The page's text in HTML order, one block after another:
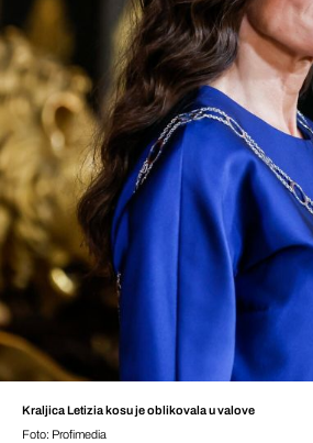
Kraljica Letizia kosu je oblikovala u valove
Foto: Profimedia